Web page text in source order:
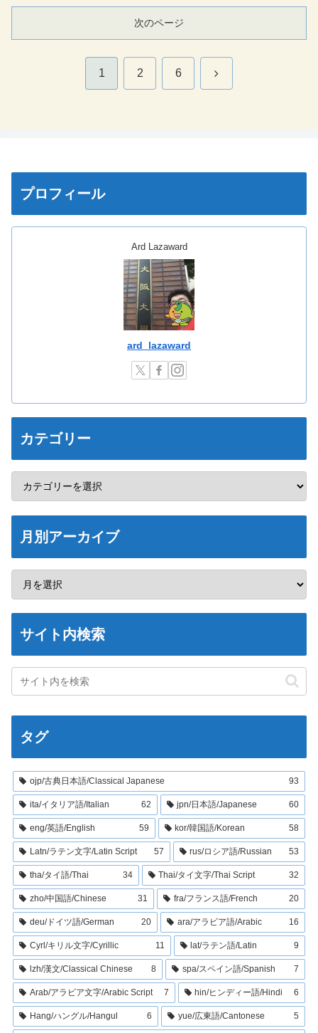
次のページ
1 2 6 次
プロフィール
Ard Lazaward
ard_lazaward
カテゴリー
月別アーカイブ
サイト内検索
タグ
ojp/古典日本語/Classical Japanese 93
ita/イタリア語/Italian 62 jpn/日本語/Japanese 60
eng/英語/English 59 kor/韓国語/Korean 58
Latn/ラテン文字/Latin Script 57 rus/ロシア語/Russian 53
tha/タイ語/Thai 34 Thai/タイ文字/Thai Script 32
zho/中国語/Chinese 31 fra/フランス語/French 20
deu/ドイツ語/German 20 ara/アラビア語/Arabic 16
Cyrl/キリル文字/Cyrillic 11 lat/ラテン語/Latin 9
lzh/漢文/Classical Chinese 8 spa/スペイン語/Spanish 7
Arab/アラビア文字/Arabic Script 7 hin/ヒンディー語/Hindi 6
Hang/ハングル/Hangul 6 yue/広東語/Cantonese 5